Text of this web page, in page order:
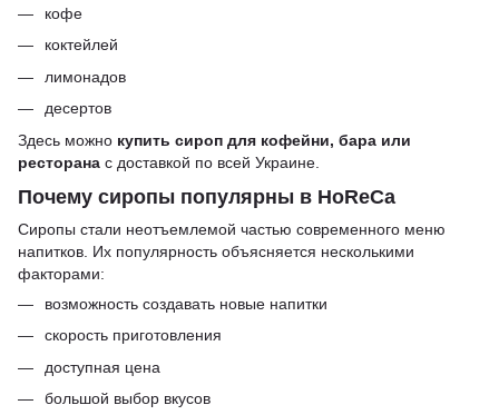
кофе
коктейлей
лимонадов
десертов
Здесь можно купить сироп для кофейни, бара или
ресторана с доставкой по всей Украине.
Почему сиропы популярны в HoReCa
Сиропы стали неотъемлемой частью современного меню
напитков. Их популярность объясняется несколькими
факторами:
возможность создавать новые напитки
скорость приготовления
доступная цена
большой выбор вкусов